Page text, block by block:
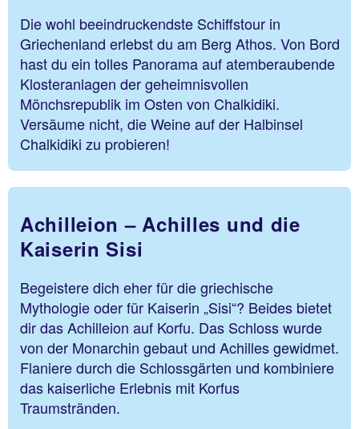
Die wohl beeindruckendste Schiffstour in
Griechenland erlebst du am Berg Athos. Von Bord
hast du ein tolles Panorama auf atemberaubende
Klosteranlagen der geheimnisvollen
Mönchsrepublik im Osten von Chalkidiki.
Versäume nicht, die Weine auf der Halbinsel
Chalkidiki zu probieren!
Achilleion – Achilles und die
Kaiserin Sisi
Begeistere dich eher für die griechische
Mythologie oder für Kaiserin „Sisi“? Beides bietet
dir das Achilleion auf Korfu. Das Schloss wurde
von der Monarchin gebaut und Achilles gewidmet.
Flaniere durch die Schlossgärten und kombiniere
das kaiserliche Erlebnis mit Korfus
Traumstränden.